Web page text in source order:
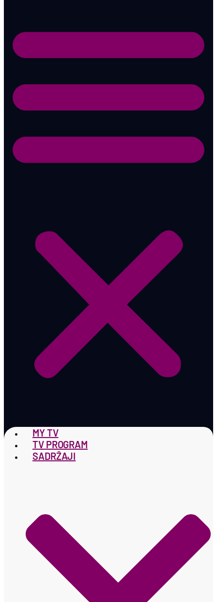
MY TV
TV PROGRAM
SADRŽAJI